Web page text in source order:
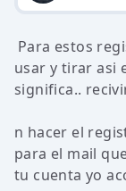
Para estos
usar y tirar asi
significa..
n hacer el
para el mail
tu cuenta yo